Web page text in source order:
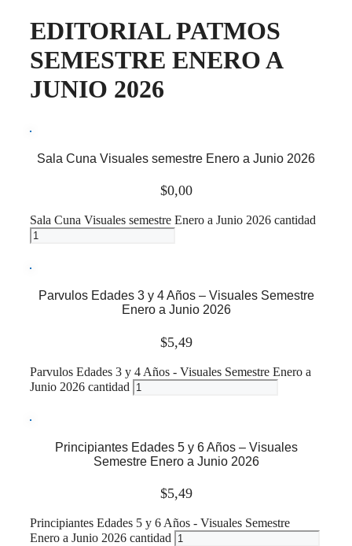
EDITORIAL PATMOS
SEMESTRE ENERO A
JUNIO 2026
Sala Cuna Visuales semestre Enero a Junio 2026
$0,00
Sala Cuna Visuales semestre Enero a Junio 2026 cantidad
Parvulos Edades 3 y 4 Años – Visuales Semestre
Enero a Junio 2026
$5,49
Parvulos Edades 3 y 4 Años - Visuales Semestre Enero a
Junio 2026 cantidad
Principiantes Edades 5 y 6 Años – Visuales
Semestre Enero a Junio 2026
$5,49
Principiantes Edades 5 y 6 Años - Visuales Semestre
Enero a Junio 2026 cantidad